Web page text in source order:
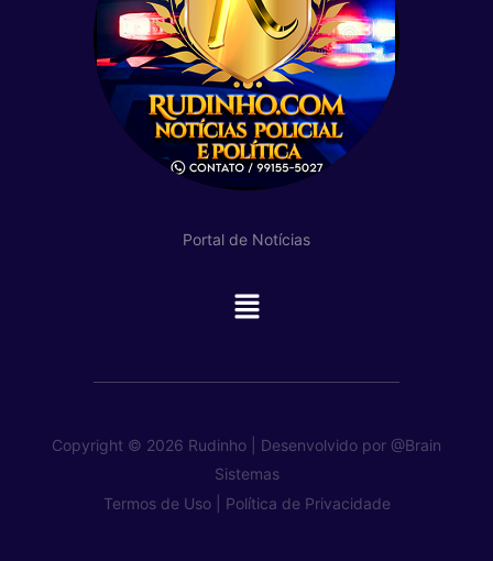
Portal de Notícias
Main
Copyright © 2026 Rudinho | Desenvolvido por @Brain
Sistemas
Termos de Uso |
Política de Privacidade